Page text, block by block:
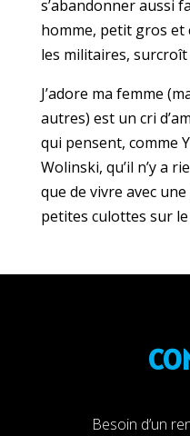
s’abandonner aussi
homme, petit gros et
les militaires, surcroît
J’adore ma femme
autres) est un cri
qui pensent, comme
Wolinski, qu’il n’y a
que de vivre avec
petites culottes sur
Besoin d’un